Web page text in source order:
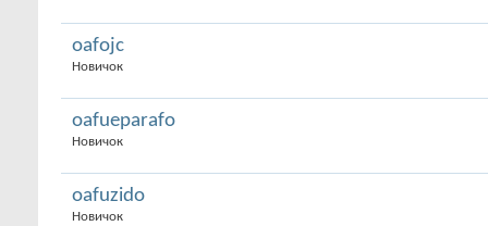
oafojc
Новичок
oafueparafo
Новичок
oafuzido
Новичок